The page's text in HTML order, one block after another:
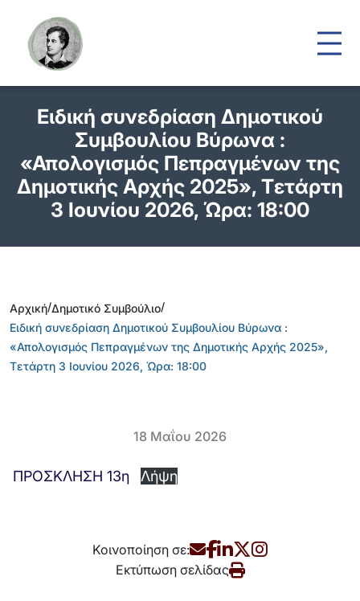
Eιδική συνεδρίαση Δημοτικού
Συμβουλίου Βύρωνα :
«Απολογισμός Πεπραγμένων της
Δημοτικής Αρχής 2025», Tετάρτη
3 Ιουνίου 2026, Ώρα: 18:00
Αρχική/Δημοτικό Συμβούλιο/
Eιδική συνεδρίαση Δημοτικού Συμβουλίου Βύρωνα :
«Απολογισμός Πεπραγμένων της Δημοτικής Αρχής 2025»,
Tετάρτη 3 Ιουνίου 2026, Ώρα: 18:00
18 Μαΐου 2026
ΠΡΟΣΚΛΗΣΗ 13η Λήψη
Κοινοποίηση σε:
Εκτύπωση σελίδας